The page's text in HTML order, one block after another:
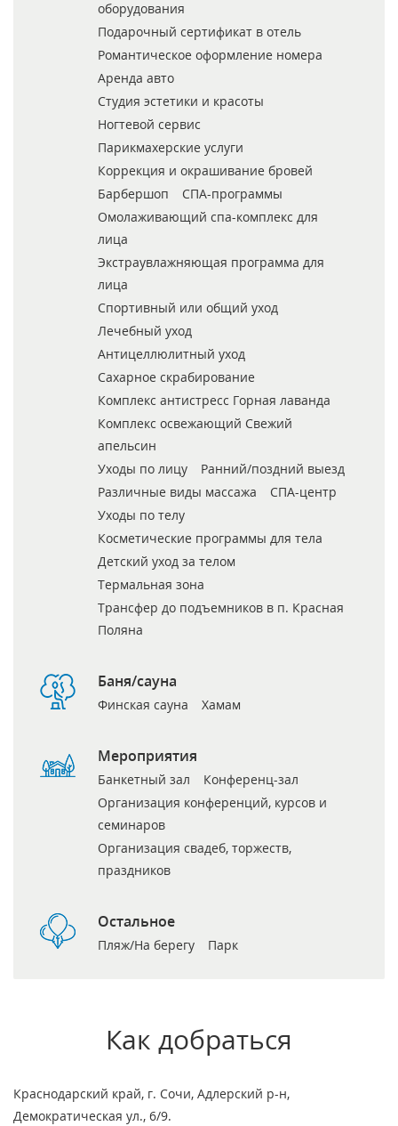
оборудования
Подарочный сертификат в отель
Романтическое оформление номера
Аренда авто
Студия эстетики и красоты
Ногтевой сервис
Парикмахерские услуги
Коррекция и окрашивание бровей
Барбершоп
СПА-программы
Омолаживающий спа-комплекс для
лица
Экстраувлажняющая программа для
лица
Спортивный или общий уход
Лечебный уход
Антицеллюлитный уход
Сахарное скрабирование
Комплекс антистресс Горная лаванда
Комплекс освежающий Свежий
апельсин
Уходы по лицу
Ранний/поздний выезд
Различные виды массажа
СПА-центр
Уходы по телу
Косметические программы для тела
Детский уход за телом
Термальная зона
Трансфер до подъемников в п. Красная
Поляна
Баня/сауна
Финская сауна Хамам
Мероприятия
Банкетный зал
Конференц-зал
Организация конференций, курсов и
семинаров
Организация свадеб, торжеств,
праздников
Остальное
Пляж/На берегу Парк
Как добраться
Краснодарский край, г. Сочи, Адлерский р-н,
Демократическая ул., 6/9.